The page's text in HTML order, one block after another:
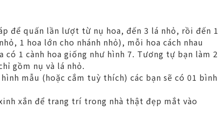
để quấn lần lượt từ nụ hoa, đến 3 lá nhỏ, rồi đến 1
1 hoa lớn cho nhánh nhỏ), mỗi hoa cách nhau
1 cành hoa giống như hình 7. Tương tự bạn làm 2
gồm nụ và lá nhỏ.
mẫu (hoặc cắm tuỳ thích) các bạn sẽ có 01 bình
xắn để trang trí trong nhà thật đẹp mắt vào